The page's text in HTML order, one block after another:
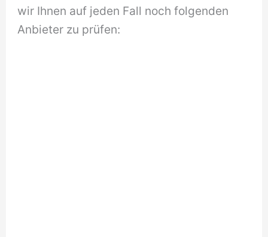
wir Ihnen auf jeden Fall noch folgenden
Anbieter zu prüfen: